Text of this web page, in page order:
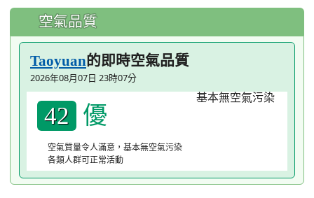
空氣品質
Taoyuan的即時空氣品質
2026年08月07日 23時07分
42 優
空氣質量令人滿意，基本無空氣污染
各類人群可正常活動